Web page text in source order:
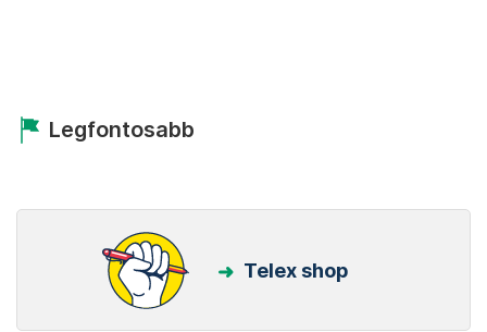
Legfontosabb
Telex shop